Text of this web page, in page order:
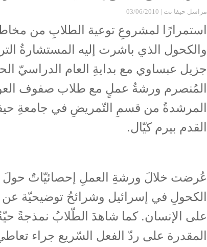
مراسل حيفا نت | 03/06/2010
استمرارًا لمشروعِ توعية الطلابِ من
والكحول الذي باشرت إليه المستشارةُ
جزيل عبساوي مع بدايةِ العام الدراسيّ
المُنصرم ورشةُ عملٍ مع طلاب صفوف
المرشدةُ من قسمِ التّمريضِ في جامعةِ
القدم بيرم كيّال.
عُرضت خلالَ ورشةِ العملِ إحصائيّاتٌ حولَ
الكحولِ في إسرائيل وشرائحُ توضيحيّة عن
على الإنسان. كما شاهدَ الطّلابُ نمذجةً
المقدرة على ردّ الفعل السّريع جراء